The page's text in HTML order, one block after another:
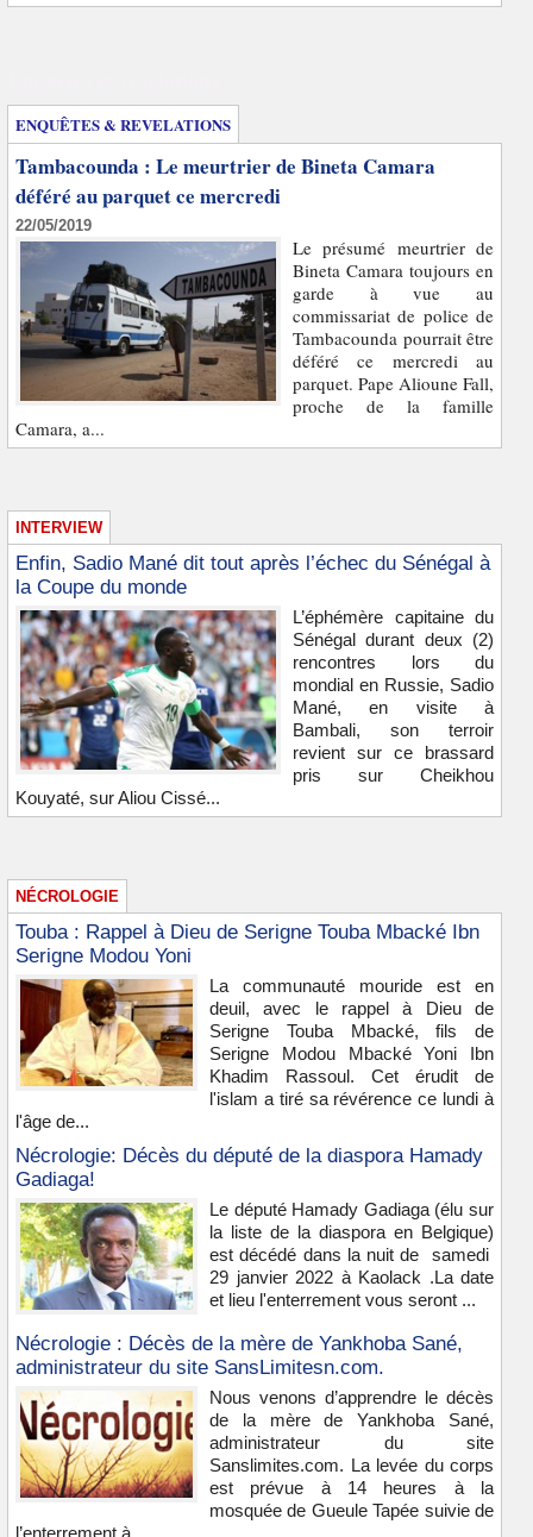
ENQUÊTES & REVELATIONS
Tambacounda : Le meurtrier de Bineta Camara
déféré au parquet ce mercredi
22/05/2019
Le présumé meurtrier de
Bineta Camara toujours en
garde à vue au
commissariat de police de
Tambacounda pourrait être
déféré ce mercredi au
parquet. Pape Alioune Fall,
proche de la famille
Camara, a...
INTERVIEW
Enfin, Sadio Mané dit tout après l’échec du Sénégal à
la Coupe du monde
L’éphémère capitaine du
Sénégal durant deux (2)
rencontres lors du
mondial en Russie, Sadio
Mané, en visite à
Bambali, son terroir
revient sur ce brassard
pris sur Cheikhou
Kouyaté, sur Aliou Cissé...
NÉCROLOGIE
Touba : Rappel à Dieu de Serigne Touba Mbacké Ibn
Serigne Modou Yoni
La communauté mouride est en
deuil, avec le rappel à Dieu de
Serigne Touba Mbacké, fils de
Serigne Modou Mbacké Yoni Ibn
Khadim Rassoul. Cet érudit de
l'islam a tiré sa révérence ce lundi à
l'âge de...
Nécrologie: Décès du député de la diaspora Hamady
Gadiaga!
Le député Hamady Gadiaga (élu sur
la liste de la diaspora en Belgique)
est décédé dans la nuit de samedi
29 janvier 2022 à Kaolack .La date
et lieu l'enterrement vous seront ...
Nécrologie : Décès de la mère de Yankhoba Sané,
administrateur du site SansLimitesn.com.
Nous venons d’apprendre le décès
de la mère de Yankhoba Sané,
administrateur du site
Sanslimites.com. La levée du corps
est prévue à 14 heures à la
mosquée de Gueule Tapée suivie de
l’enterrement à...